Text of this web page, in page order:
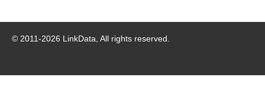
© 2011-2026 LinkData, All rights reserved.